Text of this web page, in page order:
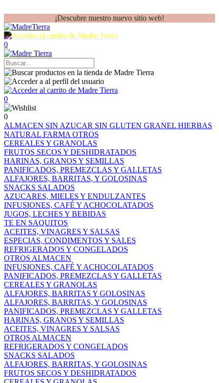
¡Descubre nuestro nuevo sitio web!
0
0
0
ALMACEN SIN AZUCAR SIN GLUTEN GRANEL HIERBAS
NATURAL FARMA OTROS
CEREALES Y GRANOLAS
FRUTOS SECOS Y DESHIDRATADOS
HARINAS, GRANOS Y SEMILLAS
PANIFICADOS, PREMEZCLAS Y GALLETAS
ALFAJORES, BARRITAS, Y GOLOSINAS
SNACKS SALADOS
AZUCARES, MIELES Y ENDULZANTES
INFUSIONES, CAFÉ Y ACHOCOLATADOS
JUGOS, LECHES Y BEBIDAS
TE EN SAQUITOS
ACEITES, VINAGRES Y SALSAS
ESPECIAS, CONDIMENTOS Y SALES
REFRIGERADOS Y CONGELADOS
OTROS ALMACEN
INFUSIONES, CAFÉ Y ACHOCOLATADOS
PANIFICADOS, PREMEZCLAS Y GALLETAS
CEREALES Y GRANOLAS
ALFAJORES, BARRITAS Y GOLOSINAS
ALFAJORES, BARRITAS, Y GOLOSINAS
PANIFICADOS, PREMEZCLAS Y GALLETAS
HARINAS, GRANOS Y SEMILLAS
ACEITES, VINAGRES Y SALSAS
OTROS ALMACEN
REFRIGERADOS Y CONGELADOS
SNACKS SALADOS
ALFAJORES, BARRITAS, Y GOLOSINAS
FRUTOS SECOS Y DESHIDRATADOS